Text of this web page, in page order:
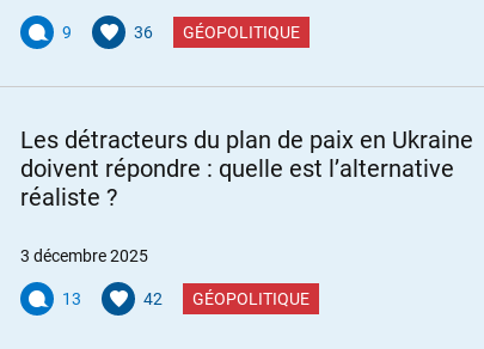
9 36 GÉOPOLITIQUE
Les détracteurs du plan de paix en Ukraine
doivent répondre : quelle est l’alternative
réaliste ?
3 décembre 2025
13 42 GÉOPOLITIQUE